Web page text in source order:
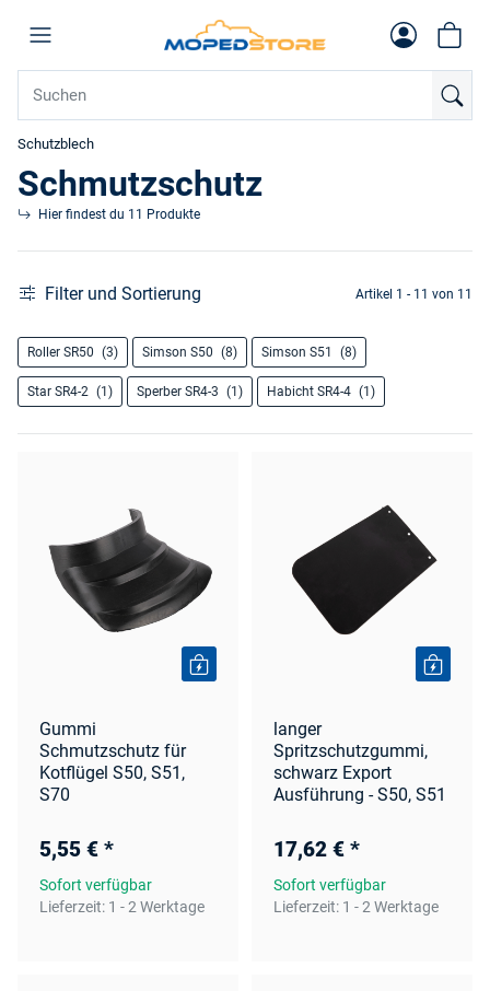
Schutzblech
Schmutzschutz
Hier findest du 11 Produkte
Filter und Sortierung Artikel 1 - 11 von 11
Roller SR50 (3) Simson S50 (8) Simson S51 (8)
Star SR4-2 (1) Sperber SR4-3 (1) Habicht SR4-4 (1)
Gummi
Schmutzschutz für
Kotflügel S50, S51,
S70
5,55 € *
Sofort verfügbar
Lieferzeit: 1 - 2 Werktage
langer
Spritzschutzgummi,
schwarz Export
Ausführung - S50, S51
17,62 € *
Sofort verfügbar
Lieferzeit: 1 - 2 Werktage